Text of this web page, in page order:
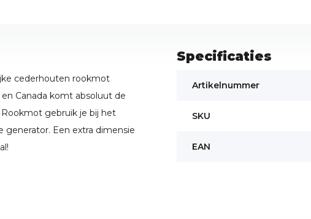
cederhouten rookmot
Canada komt absoluut de
gebruik je bij het
generator. Een extra dimensie
Specificaties
Artikelnummer
SKU
EAN